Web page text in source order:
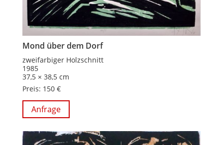
Mond über dem Dorf
zweifarbiger Holzschnitt
1985
37,5 × 38,5 cm
Preis: 150 €
Anfrage